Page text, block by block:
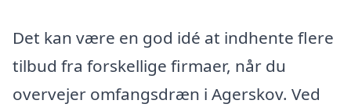
Det kan være en god idé at indhente flere
tilbud fra forskellige firmaer, når du
overvejer omfangsdræn i Agerskov. Ved